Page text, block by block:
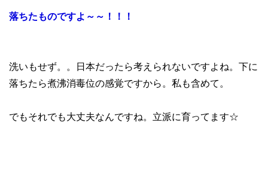
落ちたものですよ～～！！！
洗いもせず。。日本だったら考えられないですよね。下に
落ちたら煮沸消毒位の感覚ですから。私も含めて。
でもそれでも大丈夫なんですね。立派に育ってます☆